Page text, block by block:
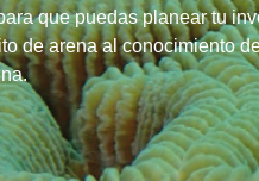
que puedas planear tu
de arena al conocimiento